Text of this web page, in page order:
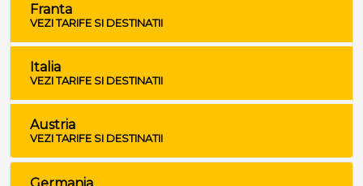
Franta
VEZI TARIFE SI DESTINATII
Italia
VEZI TARIFE SI DESTINATII
Austria
VEZI TARIFE SI DESTINATII